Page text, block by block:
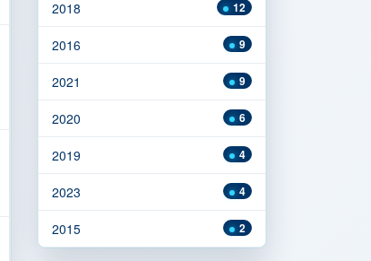
12
2018
9
2016
9
2021
6
2020
4
2019
4
2023
2
2015